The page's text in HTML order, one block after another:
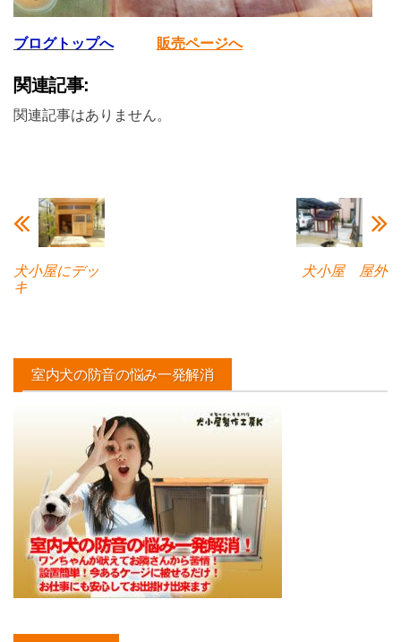
ブログトップへ 販売ページへ
関連記事:
関連記事はありません。
犬小屋にデッ
キ
犬小屋 屋外
室内犬の防音の悩み一発解消